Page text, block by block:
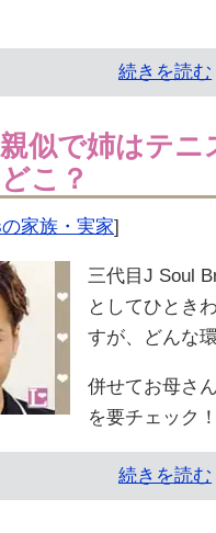
続きを読む
似で姉はテニ
こ？
家族・実家]
三代目J Soul
としてひとき
すが、どんな
併せてお母さ
を要チェック！
続きを読む